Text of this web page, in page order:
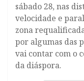
sábado 28, nas
velocidade e
zona
por algumas das
vai contar com o
da diáspora.